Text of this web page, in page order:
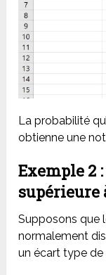
La probabilité
obtienne une
Exemple 2
supérieure
Supposons que
normalement
un écart type de